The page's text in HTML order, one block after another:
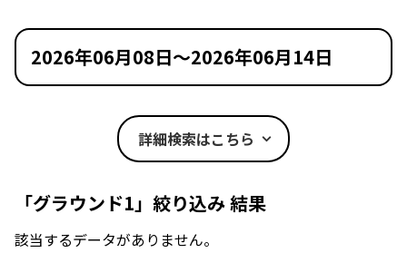
2026年06月08日～2026年06月14日
詳細検索はこちら
「グラウンド1」絞り込み 結果
該当するデータがありません。